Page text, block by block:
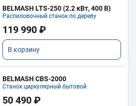
BELMASH LTS-250 (2.2 кВт, 400 В)
Распиловочный станок по дереву
119 990 ₽
В корзину
BELMASH CBS-2000
Станок циркулярный бытовой
50 490 ₽